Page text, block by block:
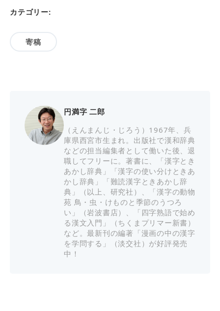
カテゴリー:
寄稿
円満字 二郎
（えんまんじ・じろう）1967年、兵
庫県西宮市生まれ。出版社で漢和辞典
などの担当編集者として働いた後、退
職してフリーに。著書に、「漢字とき
あかし辞典」「漢字の使い分けときあ
かし辞典」「難読漢字ときあかし辞
典」（以上、研究社）、「漢字の動物
苑 鳥・虫・けものと季節のうつろ
い」（岩波書店）、「四字熟語で始め
る漢文入門」（ちくまプリマー新書）
など。最新刊の編著「漫画の中の漢字
を学問する」（淡交社）が好評発売
中！